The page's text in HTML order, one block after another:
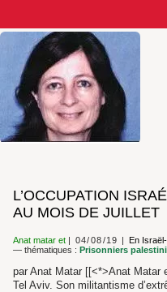
L’OCCUPATION
AU MOIS DE JUILLET
Anat matar et 04/08/19
En
— thématiques : Prisonniers
par Anat Matar [[<*>Anat Matar
Tel Aviv. Son militantisme